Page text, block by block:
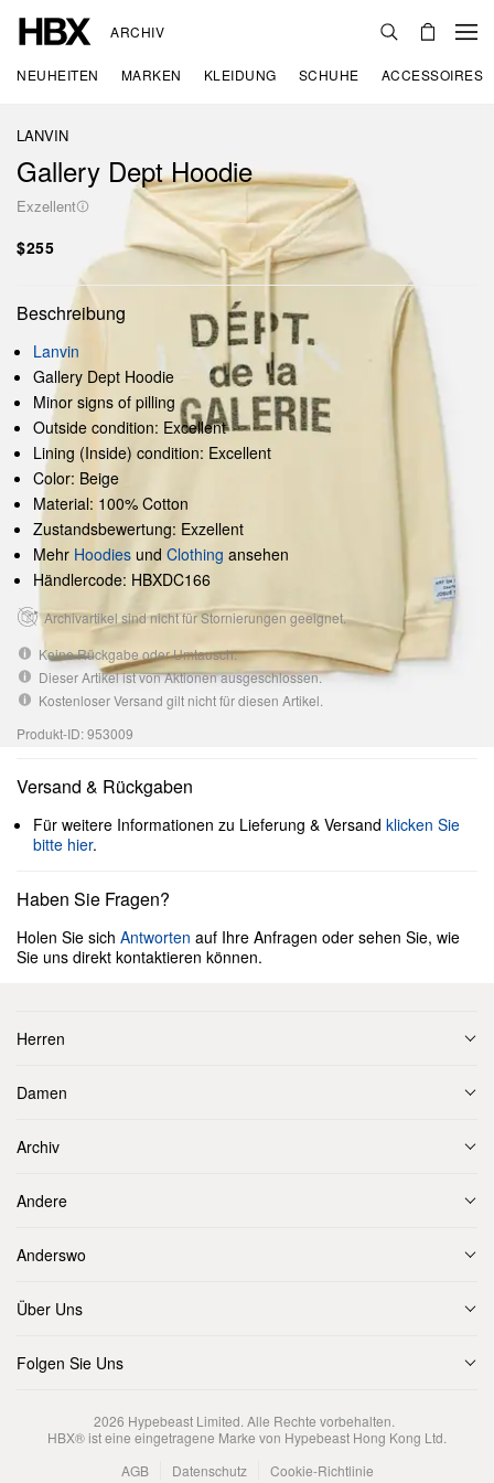
ARCHIV
NEUHEITEN MARKEN KLEIDUNG SCHUHE ACCESSOIRES
LANVIN
Gallery Dept Hoodie
Exzellent
$255
Beschreibung
Lanvin
Gallery Dept Hoodie
Minor signs of pilling
Outside condition: Excellent
Lining (Inside) condition: Excellent
Color: Beige
Material: 100% Cotton
Zustandsbewertung: Exzellent
Mehr Hoodies und Clothing ansehen
Händlercode: HBXDC166
Archivartikel sind nicht für Stornierungen geeignet.
Keine Rückgabe oder Umtausch.
Dieser Artikel ist von Aktionen ausgeschlossen.
Kostenloser Versand gilt nicht für diesen Artikel.
Produkt-ID: 953009
Versand & Rückgaben
Für weitere Informationen zu Lieferung & Versand klicken Sie
bitte hier.
Haben Sie Fragen?
Holen Sie sich Antworten auf Ihre Anfragen oder sehen Sie, wie
Sie uns direkt kontaktieren können.
Herren
Damen
Archiv
Andere
Anderswo
Über Uns
Folgen Sie Uns
2026 Hypebeast Limited. Alle Rechte vorbehalten.
HBX® ist eine eingetragene Marke von Hypebeast Hong Kong Ltd.
AGB
Datenschutz Cookie-Richtlinie